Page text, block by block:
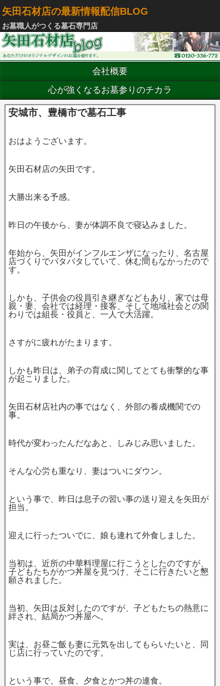
矢田石材店の最新情報配信BLOG
お墓職人がつくる墓石専門店
会社概要
心が強くなるお墓参りのチカラ
安城市、豊橋市で墓石工事
おはようございます。
矢田石材店の矢田です。
大勝出来る予感。
昨日の午後から、妻が体調不良で寝込みました。
年始から、矢田がインフルエンザになったり、名古屋
店づくりでバタバタしていて、休む間もなかったので
す。
しかも、子供会の役員引き継ぎなどもあり、家では母
親・妻、会社では経理・接客、そして地域社会との関
わりでは組長・役員と、一人で大活躍。
さすがに疲れがたまります。
しかも昨日は、弟子の育成に関してとても衝撃的な事
が起こりました。
矢田石材店社内の事ではなく、外部の養成機関での
事。
時代が変わったんだなあと、しみじみ思いました。
そんな心労も重なり、妻はついにダウン。
という事で、昨日は息子の習い事の送り迎えを矢田が
担当。
迎えに行ったついでに、娘も連れて外食しました。
当初は、近所の中華料理屋に行こうとしたのですが、
子どもたちがかつ丼屋を見つけ、そこに行きたいと懇
願されました。
当初、矢田は反対したのですが、子どもたちの熱意に
絆され、結局かつ丼屋へ。
実は、お昼ご飯も妻に元気を出してもらいたいと、同
じ店に行っていたのです。
という事で、昼食、夕食とかつ丼の連食。